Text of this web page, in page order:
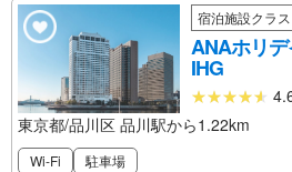
宿泊施設クラ
ANAホリ
IHG
東京都/品川区 品川駅から1.22km
Wi-Fi 駐車場